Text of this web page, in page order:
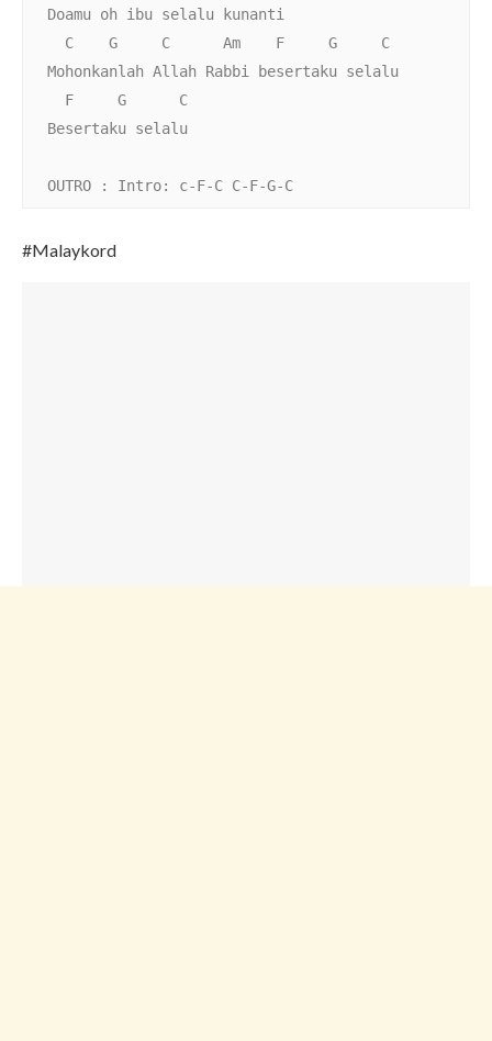
Doamu oh ibu selalu kunanti
  C    G     C      Am    F     G     C
Mohonkanlah Allah Rabbi besertaku selalu
  F     G      C
Besertaku selalu
OUTRO : Intro: c-F-C C-F-G-C
#Malaykord